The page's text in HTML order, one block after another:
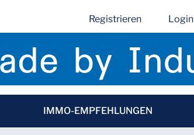
Registrieren Login
IMMO-EMPFEHLUNGEN